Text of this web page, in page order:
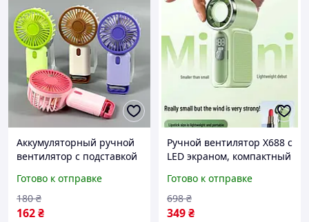
Аккумуляторный ручной
вентилятор с подставкой
малый компактный
различные цвета
Готово к отправке
162₴
180 ₴
Ручной вентилятор X688 с
LED экраном, компактный
вентилятор для
охлаждения в дороге и
офисе
Готово к отправке
349₴
698 ₴